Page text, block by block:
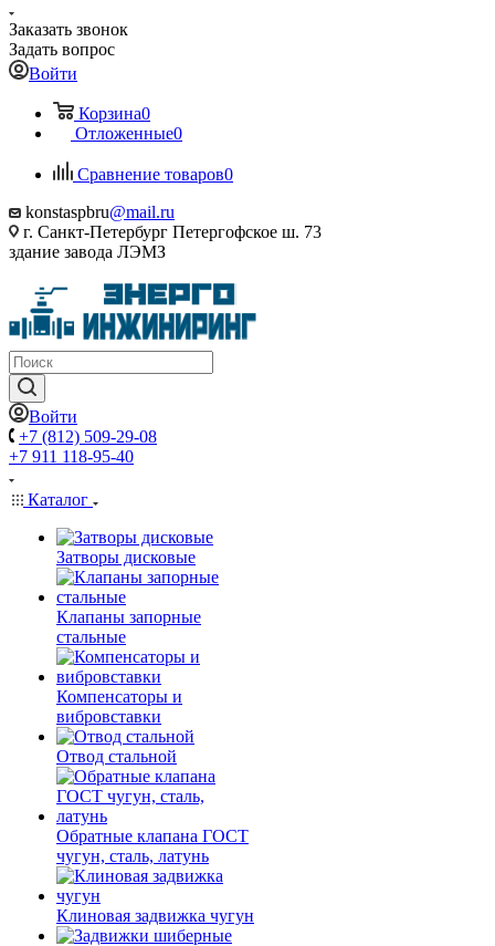
Заказать звонок
Задать вопрос
Войти
Корзина0
Отложенные0
Сравнение товаров0
konstaspbru@mail.ru
г. Санкт-Петербург Петергофское ш. 73
здание завода ЛЭМЗ
Войти
+7 (812) 509-29-08
+7 911 118-95-40
Каталог
Затворы дисковые
Клапаны запорные
стальные
Компенсаторы и
вибровставки
Отвод стальной
Обратные клапана ГОСТ
чугун, сталь, латунь
Клиновая задвижка чугун